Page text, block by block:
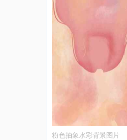
粉色抽象水彩背景图片